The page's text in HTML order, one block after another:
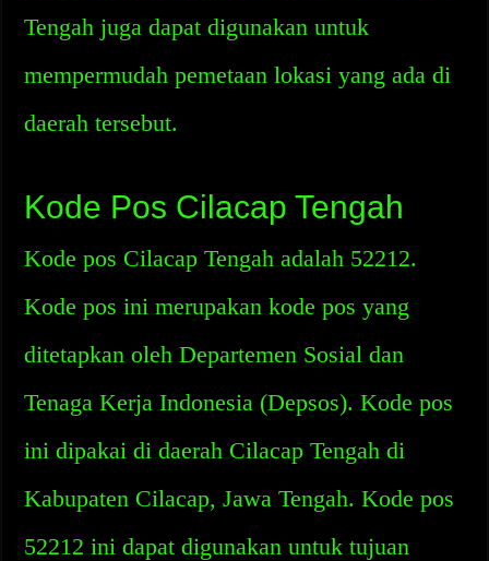
Tengah juga dapat digunakan untuk
mempermudah pemetaan lokasi yang ada di
daerah tersebut.
Kode Pos Cilacap Tengah
Kode pos Cilacap Tengah adalah 52212.
Kode pos ini merupakan kode pos yang
ditetapkan oleh Departemen Sosial dan
Tenaga Kerja Indonesia (Depsos). Kode pos
ini dipakai di daerah Cilacap Tengah di
Kabupaten Cilacap, Jawa Tengah. Kode pos
52212 ini dapat digunakan untuk tujuan